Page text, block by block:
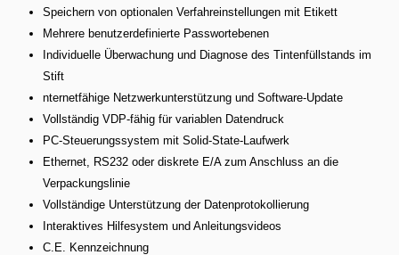
Speichern von optionalen Verfahreinstellungen mit Etikett
Mehrere benutzerdefinierte Passwortebenen
Individuelle Überwachung und Diagnose des Tintenfüllstands im
Stift
nternetfähige Netzwerkunterstützung und Software-Update
Vollständig VDP-fähig für variablen Datendruck
PC-Steuerungssystem mit Solid-State-Laufwerk
Ethernet, RS232 oder diskrete E/A zum Anschluss an die
Verpackungslinie
Vollständige Unterstützung der Datenprotokollierung
Interaktives Hilfesystem und Anleitungsvideos
C.E. Kennzeichnung